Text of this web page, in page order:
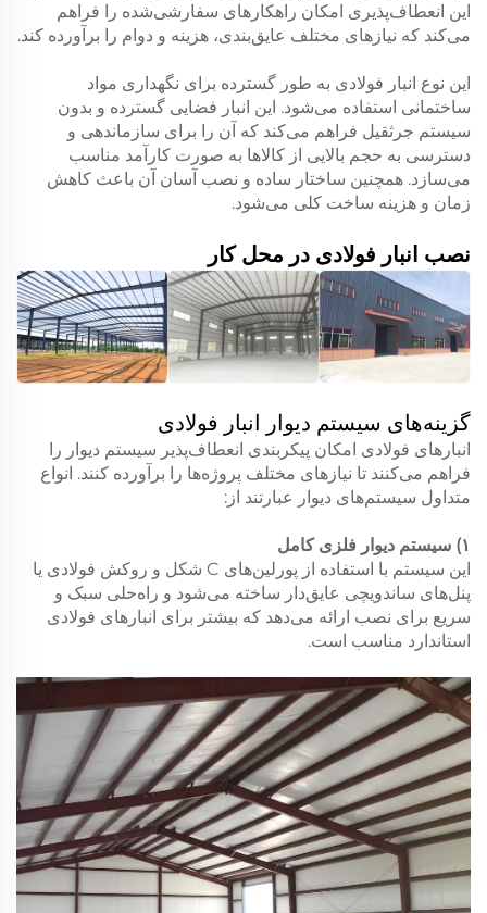
این انعطاف‌پذیری امکان راهکارهای سفارشی‌شده را فراهم
می‌کند که نیازهای مختلف عایق‌بندی، هزینه و دوام را برآورده کند.
این نوع انبار فولادی به طور گسترده برای نگهداری مواد
ساختمانی استفاده می‌شود. این انبار فضایی گسترده و بدون
سیستم جرثقیل فراهم می‌کند که آن را برای سازماندهی و
دسترسی به حجم بالایی از کالاها به صورت کارآمد مناسب
می‌سازد. همچنین ساختار ساده و نصب آسان آن باعث کاهش
زمان و هزینه ساخت کلی می‌شود.
نصب انبار فولادی در محل کار
گزینه‌های سیستم دیوار انبار فولادی
انبارهای فولادی امکان پیکربندی انعطاف‌پذیر سیستم دیوار را
فراهم می‌کنند تا نیازهای مختلف پروژه‌ها را برآورده کنند. انواع
متداول سیستم‌های دیوار عبارتند از:
۱) سیستم دیوار فلزی کامل
این سیستم با استفاده از پورلین‌های C شکل و روکش فولادی یا
پنل‌های ساندویچی عایق‌دار ساخته می‌شود و راه‌حلی سبک و
سریع برای نصب ارائه می‌دهد که بیشتر برای انبارهای فولادی
استاندارد مناسب است.